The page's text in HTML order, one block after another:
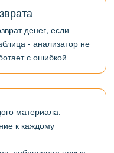
денег, если
- анализатор не
с ошибкой
материала.
к каждому